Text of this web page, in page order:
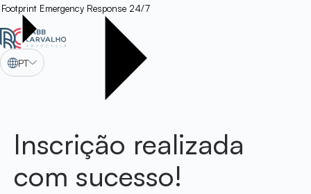
Footprint Emergency Response 24/7
PT
Inscrição realizada
com sucesso!